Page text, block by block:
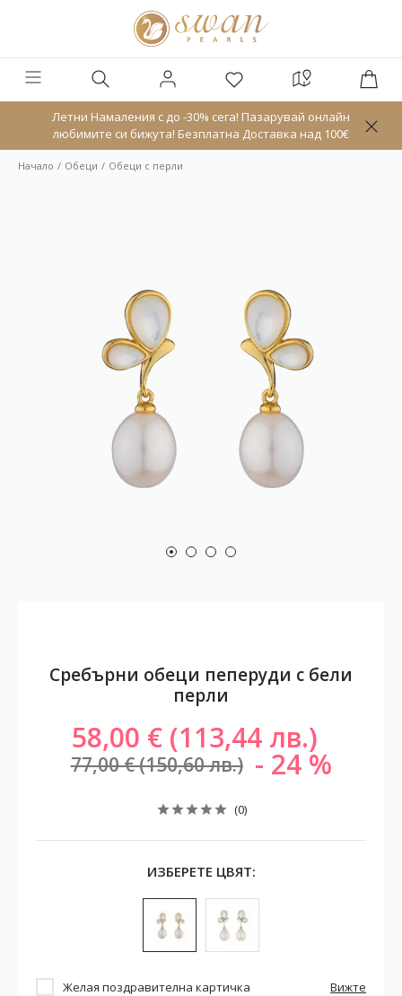
Летни Намаления с до -30% сега! Пазарувай онлайн
любимите си бижута! Безплатна Доставка над 100€
Начало Обeци Обеци с перли
Сребърни обеци пеперуди с бели
перли
58,00 € (113,44 лв.)
77,00 € (150,60 лв.) 24
(0)
ИЗБЕРЕТЕ ЦВЯТ:
Желая поздравителна картичка Вижте